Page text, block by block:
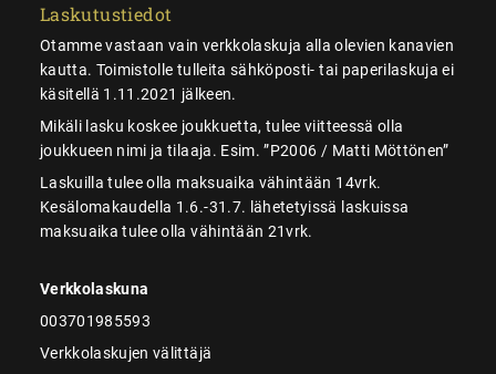
Laskutustiedot
Otamme vastaan vain verkkolaskuja alla olevien kanavien
kautta. Toimistolle tulleita sähköposti- tai paperilaskuja ei
käsitellä 1.11.2021 jälkeen.
Mikäli lasku koskee joukkuetta, tulee viitteessä olla
joukkueen nimi ja tilaaja. Esim. ”P2006 / Matti Möttönen”
Laskuilla tulee olla maksuaika vähintään 14vrk.
Kesälomakaudella 1.6.-31.7. lähetetyissä laskuissa
maksuaika tulee olla vähintään 21vrk.
Verkkolaskuna
003701985593
Verkkolaskujen välittäjä